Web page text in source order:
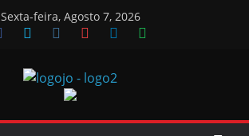
Sexta-feira, Agosto 7, 2026
Jornal